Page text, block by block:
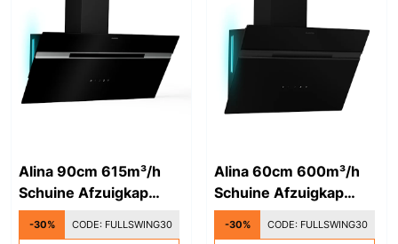
Alina 90cm 615m³/h
Schuine Afzuigkap
Zwart/Zilver
-30% CODE: FULLSWING30
Alina 60cm 600m³/h
Schuine Afzuigkap
Zwart
-30% CODE: FULLSWING30